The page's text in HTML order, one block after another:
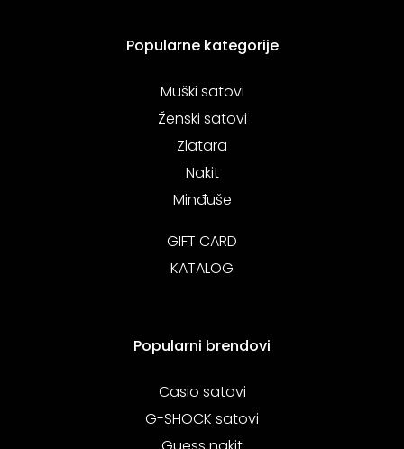
Popularne kategorije
Muški satovi
Ženski satovi
Zlatara
Nakit
Minđuše
GIFT CARD
KATALOG
Popularni brendovi
Casio satovi
G-SHOCK satovi